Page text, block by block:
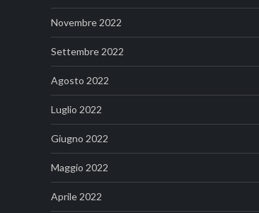
Novembre 2022
Settembre 2022
Agosto 2022
Luglio 2022
Giugno 2022
Maggio 2022
Aprile 2022